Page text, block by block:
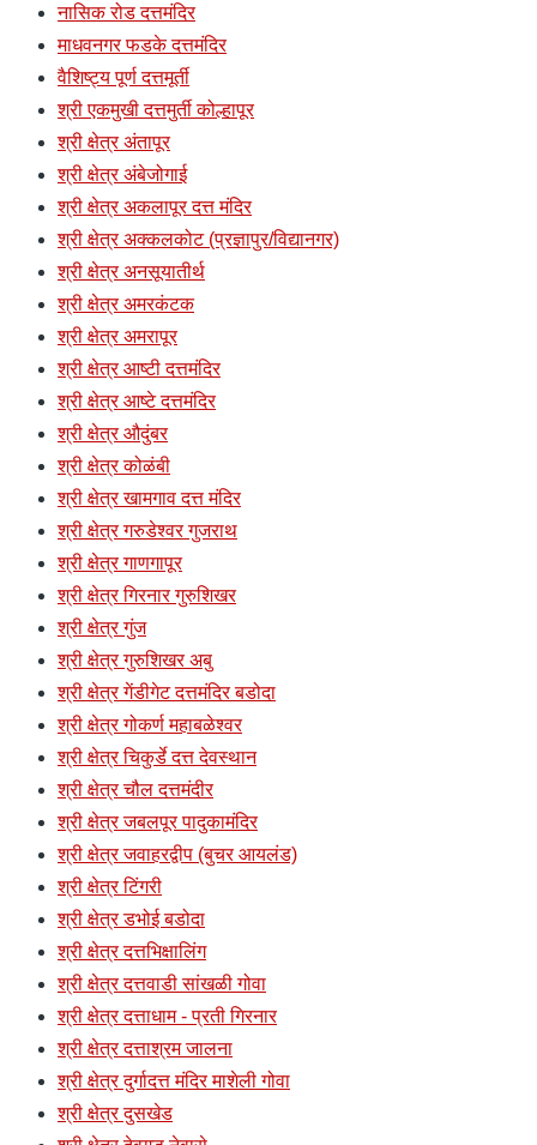
नासिक रोड दत्तमंदिर
माधवनगर फडके दत्तमंदिर
वैशिष्ट्य पूर्ण दत्तमूर्ती
श्री एकमुखी दत्तमुर्ती कोल्हापूर
श्री क्षेत्र अंतापूर
श्री क्षेत्र अंबेजोगाई
श्री क्षेत्र अकलापूर दत्त मंदिर
श्री क्षेत्र अक्कलकोट (प्रज्ञापुर/विद्यानगर)
श्री क्षेत्र अनसूयातीर्थ
श्री क्षेत्र अमरकंटक
श्री क्षेत्र अमरापूर
श्री क्षेत्र आष्टी दत्तमंदिर
श्री क्षेत्र आष्टे दत्तमंदिर
श्री क्षेत्र औदुंबर
श्री क्षेत्र कोळंबी
श्री क्षेत्र खामगाव दत्त मंदिर
श्री क्षेत्र गरुडेश्वर गुजराथ
श्री क्षेत्र गाणगापूर
श्री क्षेत्र गिरनार गुरुशिखर
श्री क्षेत्र गुंज
श्री क्षेत्र गुरुशिखर अबु
श्री क्षेत्र गेंडीगेट दत्तमंदिर बडोदा
श्री क्षेत्र गोकर्ण महाबळेश्वर
श्री क्षेत्र चिकुर्डे दत्त देवस्थान
श्री क्षेत्र चौल दत्तमंदीर
श्री क्षेत्र जबलपूर पादुकामंदिर
श्री क्षेत्र जवाहरद्वीप (बुचर आयलंड)
श्री क्षेत्र टिंगरी
श्री क्षेत्र डभोई बडोदा
श्री क्षेत्र दत्तभिक्षालिंग
श्री क्षेत्र दत्तवाडी सांखळी गोवा
श्री क्षेत्र दत्ताधाम - प्रती गिरनार
श्री क्षेत्र दत्ताश्रम जालना
श्री क्षेत्र दुर्गादत्त मंदिर माशेली गोवा
श्री क्षेत्र दुसखेड